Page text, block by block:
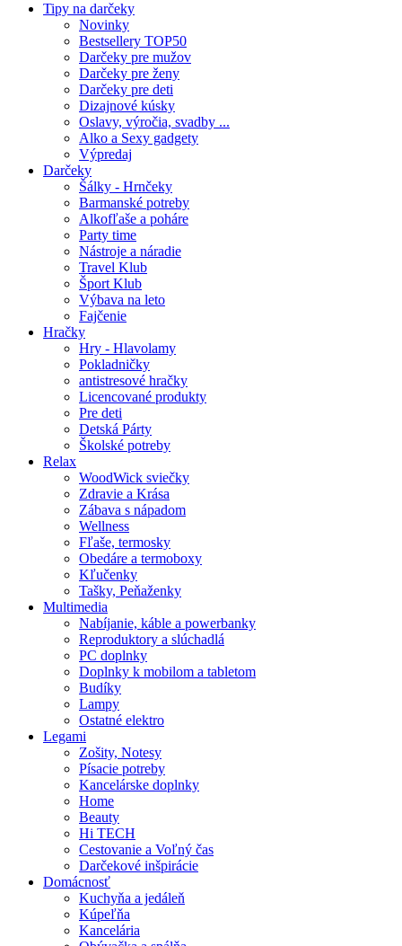
Tipy na darčeky
Novinky
Bestsellery TOP50
Darčeky pre mužov
Darčeky pre ženy
Darčeky pre deti
Dizajnové kúsky
Oslavy, výročia, svadby ...
Alko a Sexy gadgety
Výpredaj
Darčeky
Šálky - Hrnčeky
Barmanské potreby
Alkofľaše a poháre
Party time
Nástroje a náradie
Travel Klub
Šport Klub
Výbava na leto
Fajčenie
Hračky
Hry - Hlavolamy
Pokladničky
antistresové hračky
Licencované produkty
Pre deti
Detská Párty
Školské potreby
Relax
WoodWick sviečky
Zdravie a Krása
Zábava s nápadom
Wellness
Fľaše, termosky
Obedáre a termoboxy
Kľučenky
Tašky, Peňaženky
Multimedia
Nabíjanie, káble a powerbanky
Reproduktory a slúchadlá
PC doplnky
Doplnky k mobilom a tabletom
Budíky
Lampy
Ostatné elektro
Legami
Zošity, Notesy
Písacie potreby
Kancelárske doplnky
Home
Beauty
Hi TECH
Cestovanie a Voľný čas
Darčekové inšpirácie
Domácnosť
Kuchyňa a jedáleň
Kúpeľňa
Kancelária